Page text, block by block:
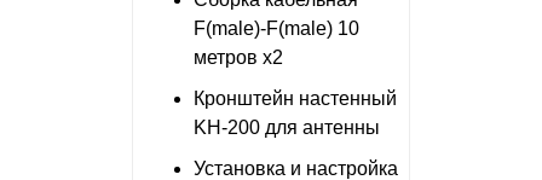
F(male)-F(male) 10
метров x2
Кронштейн настенный
KH-200 для антенны
Установка и настройка